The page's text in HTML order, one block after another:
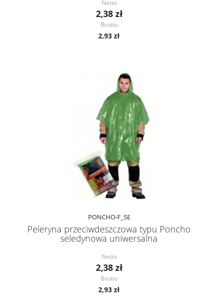
Netto
2,38 zł
Brutto
2,93 zł
PONCHO-F_SE
Peleryna przeciwdeszczowa typu Poncho
seledynowa uniwersalna
Netto
2,38 zł
Brutto
2,93 zł